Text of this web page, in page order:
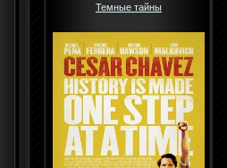
Темные тайны